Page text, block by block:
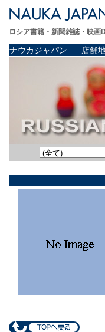
ロシア書籍・新聞雑誌・映
ナウカジャパン 店舗